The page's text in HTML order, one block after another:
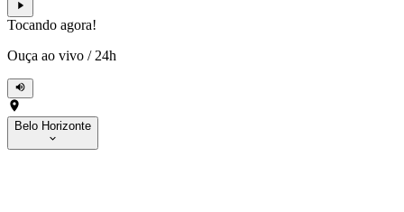
Tocando agora!
Ouça ao vivo / 24h
Belo Horizonte